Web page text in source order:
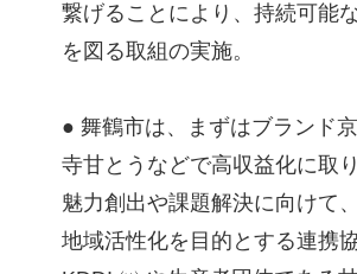
繋げることにより、持続可能
を図る取組の実施。
● 舞鶴市は、まずはブランド
寺甘とうなどで高収益化に取
魅力創出や課題解決に向けて
地域活性化を目的とする連携